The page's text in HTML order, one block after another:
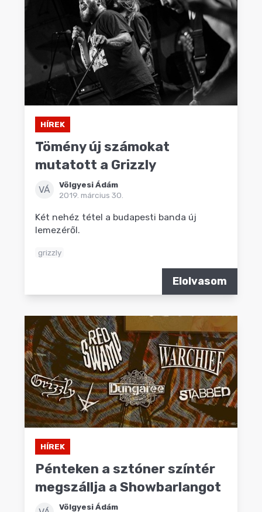
HÍREK
Tömény új számokat
mutatott a Grizzly
VÁ
Völgyesi Ádám
2019. március 30.
Két nehéz tétel a budapesti banda új
lemezéről.
grizzly
Elolvasom
HÍREK
Pénteken a sztóner színtér
megszállja a Showbarlangot
Völgyesi Ádám